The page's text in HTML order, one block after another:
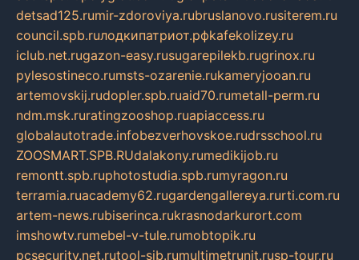
detsad125.rumir-zdoroviya.rubruslanovo.rusiterem.ru
council.spb.ruлодкипатриот.рфkafekolizey.ru
iclub.net.rugazon-easy.rusugarepilekb.rugrinox.ru
pylesostineco.rumsts-ozarenie.rukameryjooan.ru
artemovskij.rudopler.spb.ruaid70.rumetall-perm.ru
ndm.msk.ruratingzooshop.ruapiaccess.ru
globalautotrade.infobezverhovskoe.rudrsschool.ru
ZOOSMART.SPB.RUdalakony.rumedikijob.ru
remontt.spb.ruphotostudia.spb.rumyragon.ru
terramia.ruacademy62.rugardengallereya.rurti.com.ru
artem-news.rubiserinca.rukrasnodarkurort.com
imshowtv.rumebel-v-tule.rumobtopik.ru
pcsecurity.net.rutool-sib.rumultimetrunit.rusp-tour.ru